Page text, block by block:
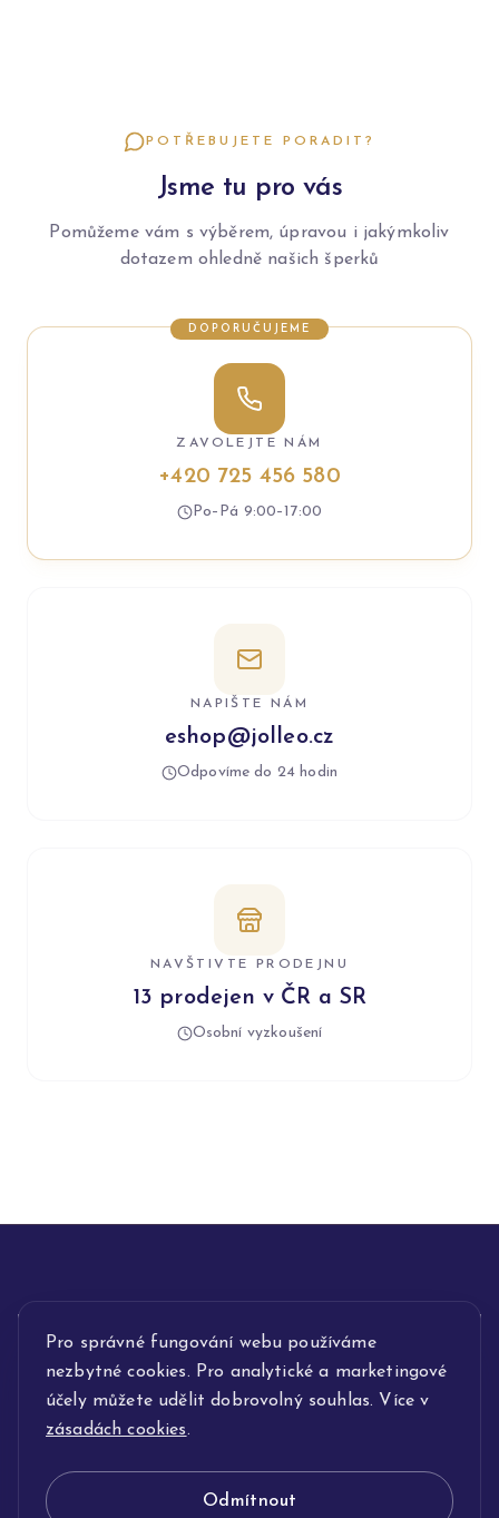
Pro správné fungování webu používáme
nezbytné cookies. Pro analytické a marketingové
účely můžete udělit dobrovolný souhlas. Více v
zásadách cookies.
Odmítnout
POTŘEBUJETE PORADIT?
Jsme tu pro vás
Pomůžeme vám s výběrem, úpravou i jakýmkoliv
dotazem ohledně našich šperků
DOPORUČUJEME
ZAVOLEJTE NÁM
+420 725 456 580
Po–Pá 9:00–17:00
NAPIŠTE NÁM
eshop@jolleo.cz
Odpovíme do 24 hodin
NAVŠTIVTE PRODEJNU
13 prodejen v ČR a SR
Osobní vyzkoušení
INFORMACE
POPIS SLUŽEB